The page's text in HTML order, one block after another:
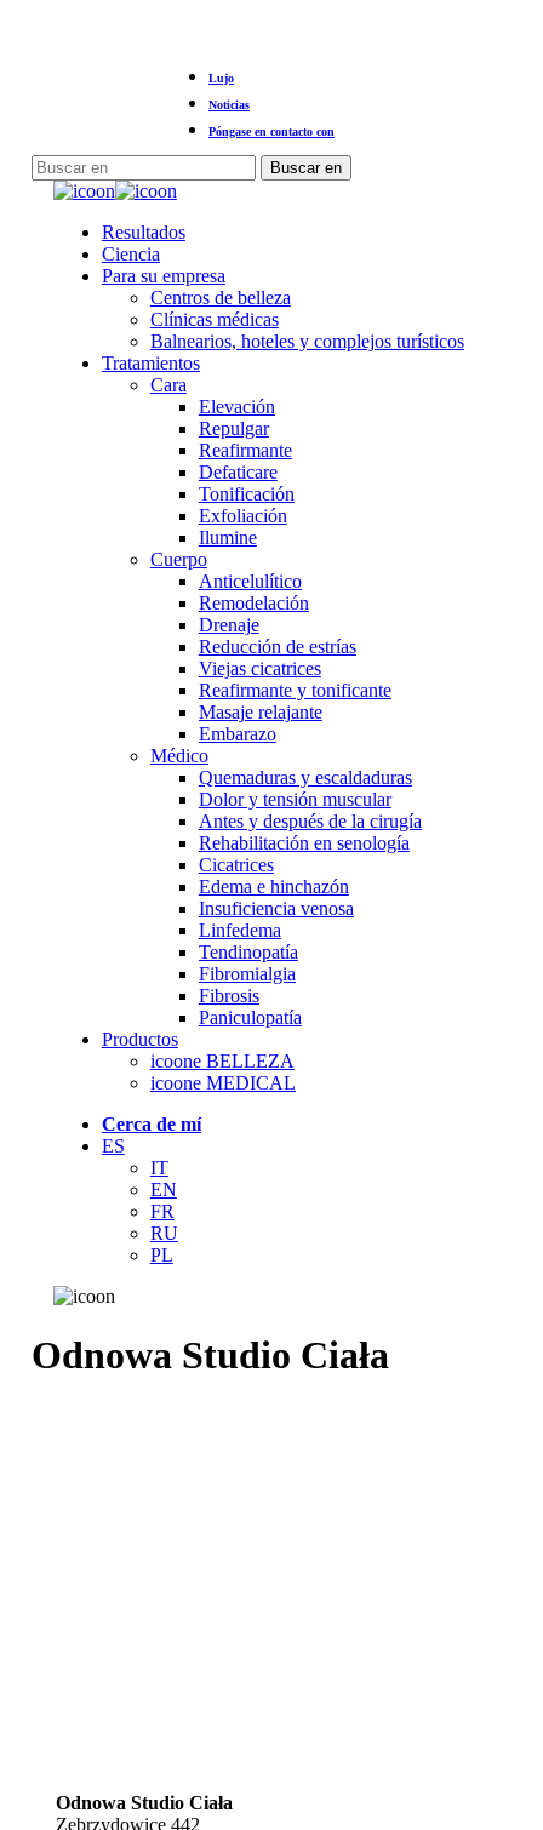
Lujo
Noticias
Póngase en contacto con
Buscar en
Cerrar
Menú
Resultados
Ciencia
Para su empresa
Centros de belleza
Clínicas médicas
Balnearios, hoteles y complejos turísticos
Tratamientos
Cara
Elevación
Repulgar
Reafirmante
Defaticare
Tonificación
Exfoliación
Ilumine
Cuerpo
Anticelulítico
Remodelación
Drenaje
Reducción de estrías
Viejas cicatrices
Reafirmante y tonificante
Masaje relajante
Embarazo
Médico
Quemaduras y escaldaduras
Dolor y tensión muscular
Antes y después de la cirugía
Rehabilitación en senología
Cicatrices
Edema e hinchazón
Insuficiencia venosa
Linfedema
Tendinopatía
Fibromialgia
Fibrosis
Paniculopatía
Productos
icoone BELLEZA
icoone MEDICAL
Cerca de mí
ES
IT
EN
FR
RU
PL
Odnowa Studio Ciała
Odnowa Studio Ciała
Zebrzydowice 442